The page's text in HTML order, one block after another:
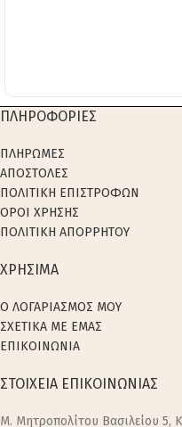
ΠΛΗΡΟΦΟΡΙΕΣ
ΠΛΗΡΩΜΕΣ
ΑΠΟΣΤΟΛΕΣ
ΠΟΛΙΤΙΚΗ ΕΠΙΣΤΡΟΦΩΝ
ΟΡΟΙ ΧΡΗΣΗΣ
ΠΟΛΙΤΙΚΗ ΑΠΟΡΡΗΤΟΥ
ΧΡΗΣΙΜΑ
Ο ΛΟΓΑΡΙΑΣΜΟΣ ΜΟΥ
ΣΧΕΤΙΚΑ ΜΕ ΕΜΑΣ
ΕΠΙΚΟΙΝΩΝΙΑ
ΣΤΟΙΧΕΙΑ ΕΠΙΚΟΙΝΩΝΙΑΣ
M. Μητροπολίτου Βασιλείου 5,